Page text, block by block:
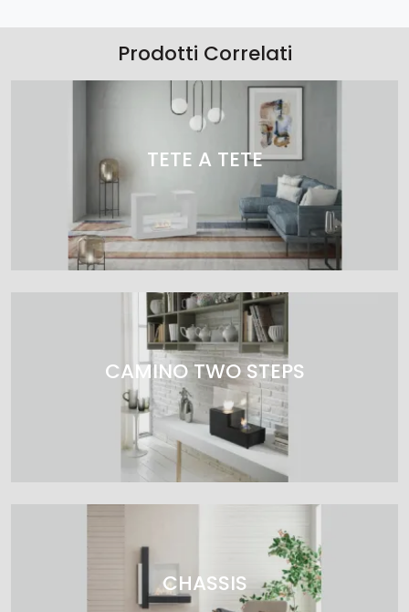
Prodotti Correlati
TETE A TETE
CAMINO TWO STEPS
CHASSIS